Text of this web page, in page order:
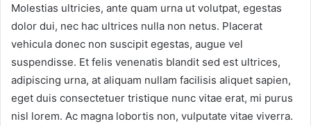
Molestias ultricies, ante quam urna ut volutpat, egestas
dolor dui, nec hac ultrices nulla non netus. Placerat
vehicula donec non suscipit egestas, augue vel
suspendisse. Et felis venenatis blandit sed est ultrices,
adipiscing urna, at aliquam nullam facilisis aliquet sapien,
eget duis consectetuer tristique nunc vitae erat, mi purus
nisl lorem. Ac magna lobortis non, vulputate vitae viverra.